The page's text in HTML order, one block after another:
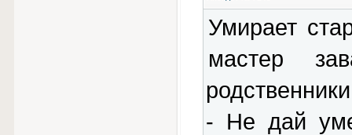
Умирает
мастер
- Не дай